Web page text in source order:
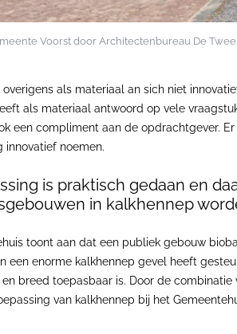
Voorst door Architectenbureau De
overigens als materiaal an sich niet
als materiaal antwoord op vele
een compliment aan de opdrachtgever.
innovatief noemen.
is praktisch gedaan en
in kalkhennep
toont aan dat een publiek gebouw
een enorme kalkhennep gevel heeft
breed toepasbaar is. Door de
van kalkhennep bij het